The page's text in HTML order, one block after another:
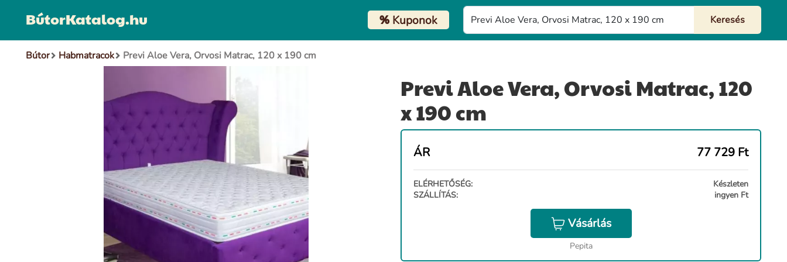
BútorKatalog.hu %Kuponok
Bútor Habmatracok Previ Aloe Vera, Orvosi Matrac, 120 x 190 cm
Previ Aloe Vera, Orvosi Matrac, 120
x 190 cm
ÁR 77 729 Ft
ELÉRHETŐSÉG:
Készleten
SZÁLLÍTÁS:
ingyen Ft
Vásárlás
Pepita